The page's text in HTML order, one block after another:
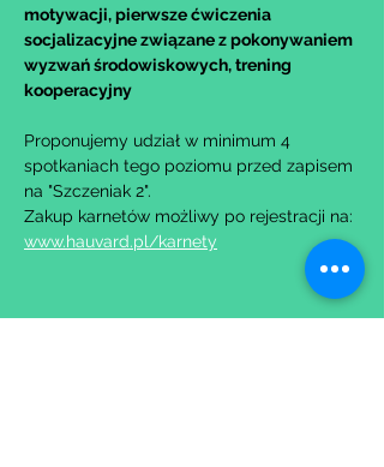
motywacji, pierwsze ćwiczenia
socjalizacyjne związane z pokonywaniem
wyzwań środowiskowych, trening
kooperacyjny
Proponujemy udział w minimum 4
spotkaniach tego poziomu przed zapisem
na "Szczeniak 2".
Zakup karnetów możliwy po rejestracji na:
www.hauvard.pl/karnety